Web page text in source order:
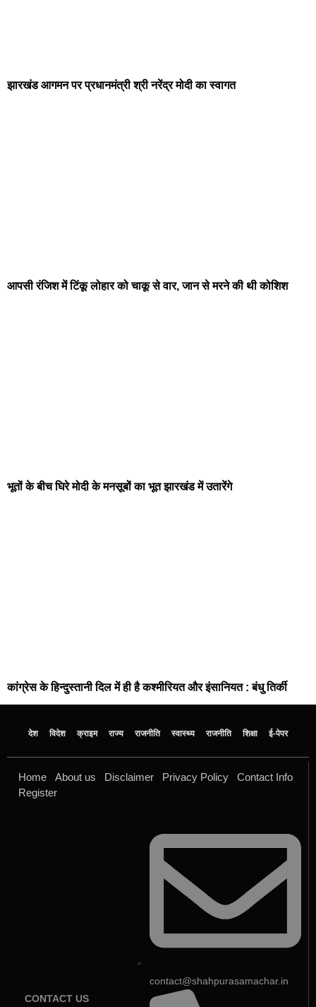
झारखंड आगमन पर प्रधानमंत्री श्री नरेंद्र मोदी का स्वागत
आपसी रंजिश में टिंकू लोहार को चाकू से वार, जान से मरने की थी कोशिश
भूतों के बीच घिरे मोदी के मनसूबों का भूत झारखंड में उतारेंगे
कांग्रेस के हिन्दुस्तानी दिल में ही है कश्मीरियत और इंसानियत : बंधु तिर्की
देश विदेश क्राइम राज्य राजनीति स्वास्थ्य राजनीति शिक्षा ई-पेपर
Home About us Disclaimer Privacy Policy
Contact Info
Register
CONTACT US
contact@shahpurasamachar.in